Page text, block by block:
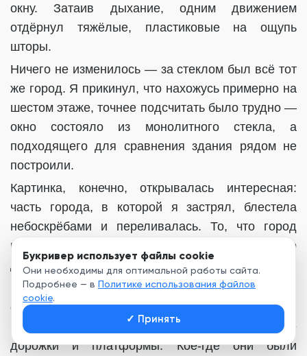
Букривер использует файлы cookie
Они необходимы для оптимальной работы сайта.
Подробнее — в Политике использования файлов
cookie.
✓ Принять
окну. Затаив дыхание, одним движением
отдёрнул тяжёлые, пластиковые на ощупь
шторы.
Ничего не изменилось — за стеклом был всё тот
же город. Я прикинул, что нахожусь примерно на
шестом этаже, точнее подсчитать было трудно —
окно состояло из монолитного стекла, а
подходящего для сравнения здания рядом не
построили.
Картинка, конечно, открывалась интересная:
часть города, в которой я застрял, блестела
небоскрёбами и переливалась. То, что город
разделён на этажи не показалось — это
действительно было так.
На уровни делилась не только дорога,
оплетающая город паутиной, но и мосты,
надстроенные карнизами к зданиям пешеходные
дорожки и платформы. Кое-где они были